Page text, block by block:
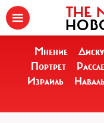
THE
Мнение
Портрет
Израиль